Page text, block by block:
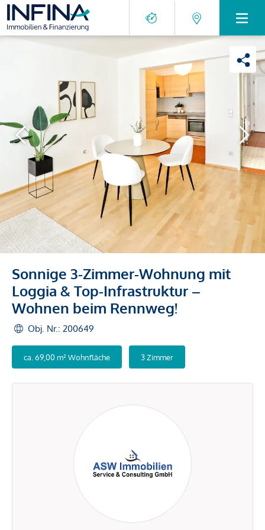
Sonnige 3-Zimmer-Wohnung mit
Loggia & Top-Infrastruktur –
Wohnen beim Rennweg!
Obj. Nr.: 200649
ca. 69,00 m² Wohnfläche 3 Zimmer